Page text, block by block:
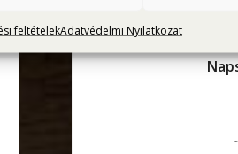
feltételekAdatvédelmi Nyilatkozat